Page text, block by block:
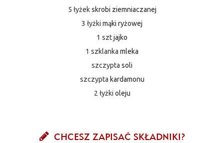
5 łyżek skrobi ziemniaczanej
3 łyżki mąki ryżowej
1 sztjajko
1 szklanka mleka
szczypta soli
szczypta kardamonu
2 łyżki oleju
CHCESZ ZAPISAĆ SKŁADNIKI?